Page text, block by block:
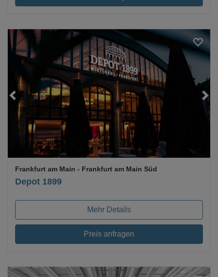
Loading...
Depot 1899
Frankfurt am Main - Frankfurt am Main Süd
Mehr Details
Preis anfragen